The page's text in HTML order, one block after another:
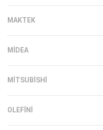
MAKTEK
MIDEA
MITSUBISHI
OLEFINI